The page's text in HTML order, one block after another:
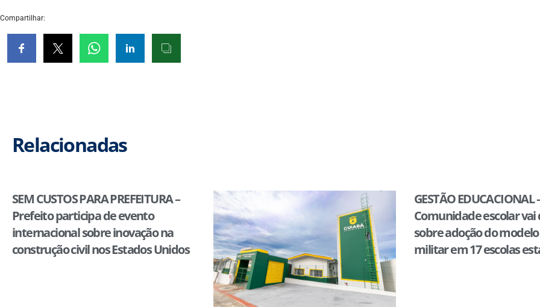
Compartilhar:
Relacionadas
SEM CUSTOS PARA PREFEITURA –
Prefeito participa de evento
internacional sobre inovação na
construção civil nos Estados Unidos
GESTÃO EDUCACIONAL
Comunidade escolar vai
sobre adoção do modelo
militar em 17 escolas